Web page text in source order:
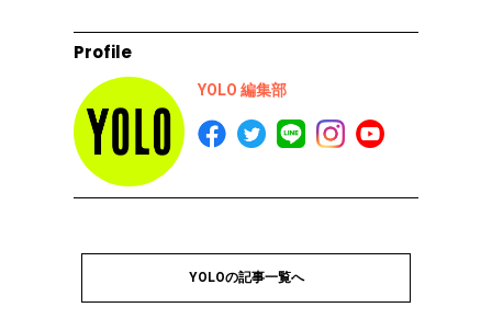
Profile
YOLO 編集部
YOLOの記事一覧へ